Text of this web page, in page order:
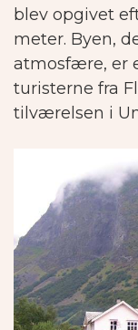
blev opgivet
meter. Byen,
atmosfære, er
turisterne fra
tilværelsen i